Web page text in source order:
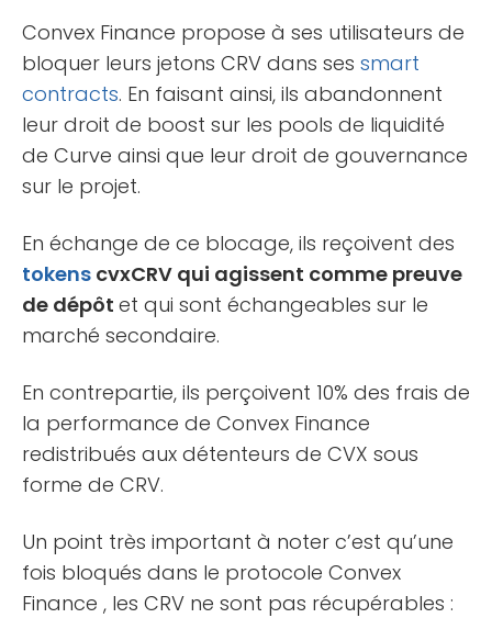
Convex Finance propose à ses utilisateurs de
bloquer leurs jetons CRV dans ses smart
contracts. En faisant ainsi, ils abandonnent
leur droit de boost sur les pools de liquidité
de Curve ainsi que leur droit de gouvernance
sur le projet.
En échange de ce blocage, ils reçoivent des
tokens cvxCRV qui agissent comme preuve
de dépôt et qui sont échangeables sur le
marché secondaire.
En contrepartie, ils perçoivent 10% des frais de
la performance de Convex Finance
redistribués aux détenteurs de CVX sous
forme de CRV.
Un point très important à noter c’est qu’une
fois bloqués dans le protocole Convex
Finance , les CRV ne sont pas récupérables :